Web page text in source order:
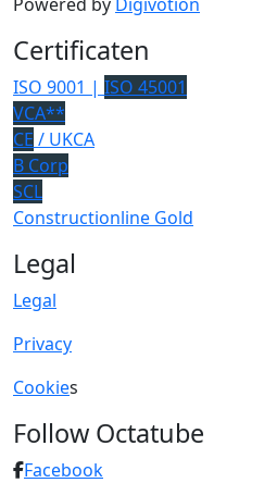
Certificaten
ISO 9001 | ISO 45001
VCA**
CE / UKCA
B Corp
SCL
Constructionline Gold
Legal
Legal
Privacy
Cookies
Follow Octatube
Facebook